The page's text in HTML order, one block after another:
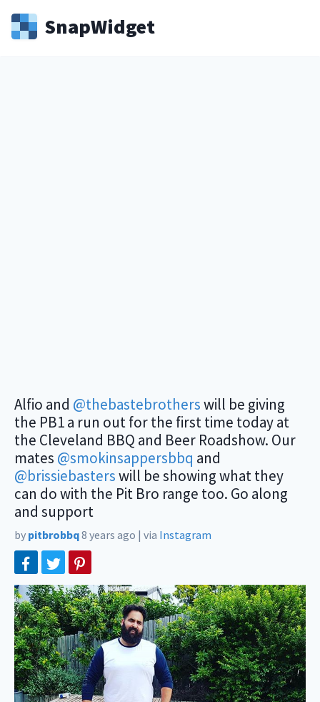
SnapWidget
Alfio and @thebastebrotherswill be giving
the PB1 a run out for the first time today at
the Cleveland BBQ and Beer Roadshow. Our
mates @smokinsappersbbq and
@brissiebasterswill be showing what they
can do with the Pit Bro range too. Go along
and support
by pitbrobbq8 years ago | via Instagram